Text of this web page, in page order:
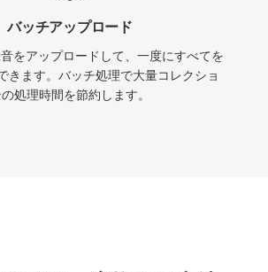
バッチアップロード
をアップロードして、一度にすべてを
きます。バッチ処理で大量コレクショ
の処理時間を節約します。